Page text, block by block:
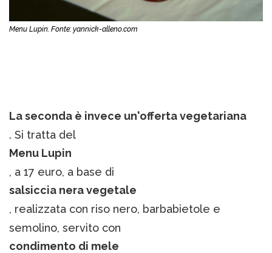
Menu Lupin. Fonte: yannick-alleno.com
La seconda è invece un'offerta vegetariana
. Si tratta del
Menu Lupin
, a 17 euro, a base di
salsiccia nera vegetale
, realizzata con riso nero, barbabietole e
semolino, servito con
condimento di mele